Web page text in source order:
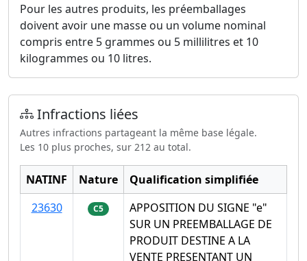
Pour les autres produits, les préemballages
doivent avoir une masse ou un volume nominal
compris entre 5 grammes ou 5 millilitres et 10
kilogrammes ou 10 litres.
Infractions liées
Autres infractions partageant la même base légale.
Les 10 plus proches, sur 212 au total.
NATINF Nature
Qualification simplifiée
23630
C5
APPOSITION DU SIGNE "e"
SUR UN PREEMBALLAGE DE
PRODUIT DESTINE A LA
VENTE PRESENTANT UN